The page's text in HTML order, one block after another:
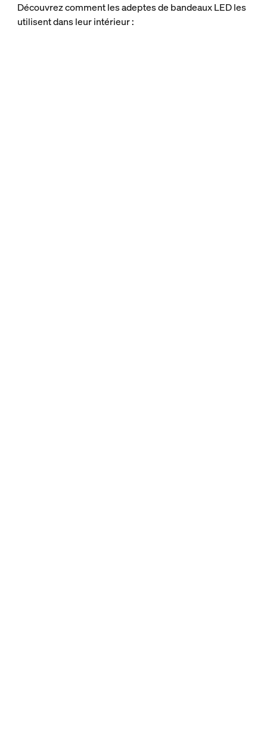
Découvrez comment les adeptes de bandeaux LED les
utilisent dans leur intérieur :